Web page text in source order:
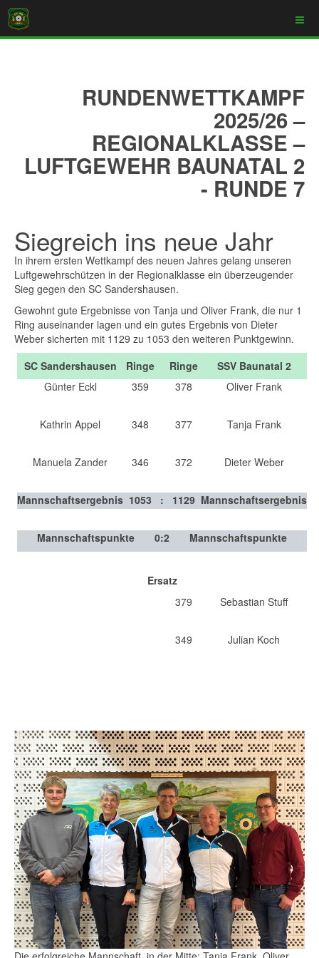
RUNDENWETTKAMPF
2025/26 –
REGIONALKLASSE –
LUFTGEWEHR BAUNATAL 2
- RUNDE 7
Siegreich ins neue Jahr
In ihrem ersten Wettkampf des neuen Jahres gelang unseren
Luftgewehrschützen in der Regionalklasse ein überzeugender
Sieg gegen den SC Sandershausen.
Gewohnt gute Ergebnisse von Tanja und Oliver Frank, die nur 1
Ring auseinander lagen und ein gutes Ergebnis von Dieter
Weber sicherten mit 1129 zu 1053 den weiteren Punktgewinn.
SC Sandershausen
Ringe Ringe
SSV Baunatal 2
Günter Eckl
359 378 Oliver Frank
Kathrin Appel 348 377 Tanja Frank
Manuela Zander 346 372 Dieter Weber
Mannschaftsergebnis 1053 : 1129 Mannschaftsergebnis
Mannschaftspunkte 0:2 Mannschaftspunkte
Ersatz
379
Sebastian Stuff
349 Julian Koch